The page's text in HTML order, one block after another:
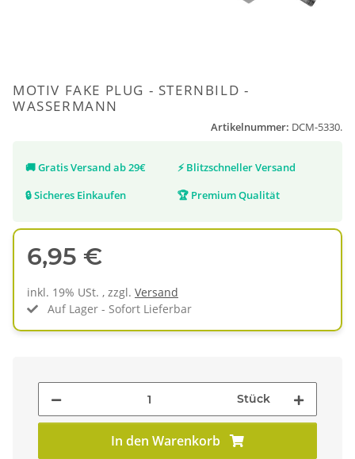
MOTIV FAKE PLUG - STERNBILD -
WASSERMANN
Artikelnummer: DCM-5330.
🚚Gratis Versand ab 29€ ⚡ Blitzschneller Versand
🔒Sicheres Einkaufen 🏆 Premium Qualität
6,95 €
inkl. 19% USt. , zzgl. Versand
Auf Lager - Sofort Lieferbar
Stück
In den Warenkorb